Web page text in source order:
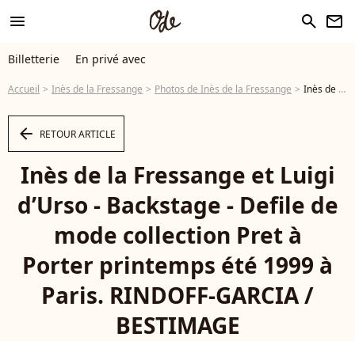
menu search newsletter
Billetterie En privé avec
Accueil Inès de la Fressange Photos de Inès de la Fressange Inès de la Fressange et Luigi d’Urso - Backstage - Defile de mode collection Pret à Porter printemps été 1999 à Paris. RINDOFF-GARCIA / BESTIMAGE - Photo
arrow_left RETOUR ARTICLE
Inès de la Fressange et Luigi
d’Urso - Backstage - Defile de
mode collection Pret à
Porter printemps été 1999 à
Paris. RINDOFF-GARCIA /
BESTIMAGE